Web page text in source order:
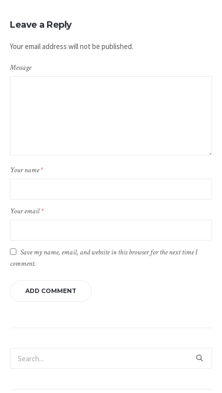
Leave a Reply
Your email address will not be published.
Message
Your name*
Your email*
Save my name, email, and website in this browser for the next time I
comment.